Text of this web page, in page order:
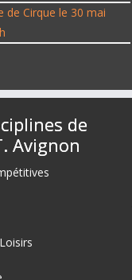
de Cirque le 30 mai
de
Avignon